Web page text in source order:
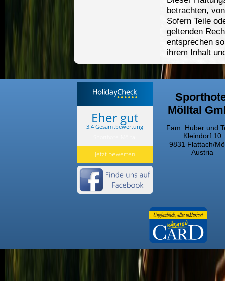
betrachten,
Sofern Teile
geltenden
entsprechen
ihrem Inhalt
Eher gut
3.4 Gesamtbewertung
Jetzt bewerten
Mölltal
Fam. Huber und
Kleindorf 10
9831 Flattach/
Austria